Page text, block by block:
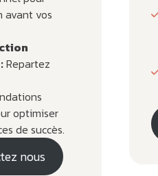
avant vos
Repartez
optimiser
de succès.
nous